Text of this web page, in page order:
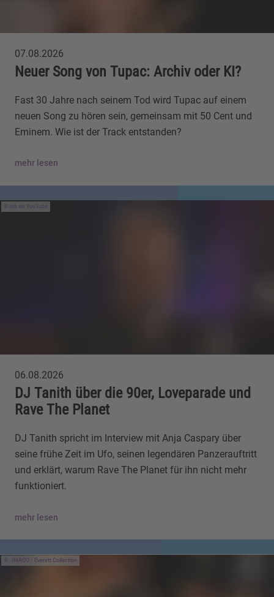
07.08.2026
Neuer Song von Tupac: Archiv oder KI?
Fast 30 Jahre nach seinem Tod wird Tupac auf einem
neuen Song zu hören sein, gemeinsam mit 50 Cent und
Eminem. Wie ist der Track entstanden?
mehr lesen
rbb via YouTube
06.08.2026
DJ Tanith über die 90er, Loveparade und
Rave The Planet
DJ Tanith spricht im Interview mit Anja Caspary über
seine frühe Zeit im Ufo, seinen legendären Panzerauftritt
und erklärt, warum Rave The Planet für ihn nicht mehr
funktioniert.
mehr lesen
IMAGO / Everett Collection